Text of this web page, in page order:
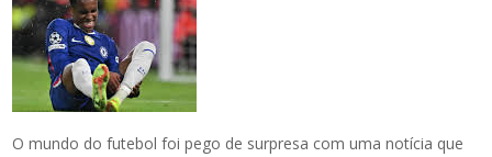
O mundo do futebol foi pego de surpresa com uma notícia que